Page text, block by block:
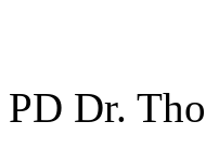
PD Dr.